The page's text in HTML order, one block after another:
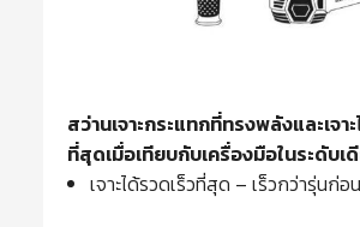
สว่านเจาะกระแทกที่ทรงพลังและเจา
ที่สุดเมื่อเทียบกับเครื่องมือในระดับเ
เจาะได้รวดเร็วที่สุด – เร็วกว่ารุ่นก่